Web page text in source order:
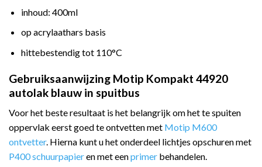
inhoud: 400ml
op acrylaathars basis
hittebestendig tot 110°C
Gebruiksaanwijzing Motip Kompakt 44920
autolak blauw in spuitbus
Voor het beste resultaat is het belangrijk om het te spuiten
oppervlak eerst goed te ontvetten met Motip M600
ontvetter. Hierna kunt u het onderdeel lichtjes opschuren met
P400 schuurpapieren met eenprimer behandelen.